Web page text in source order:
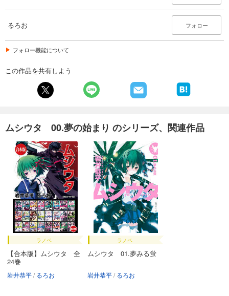
るろお フォロー
フォロー機能について
この作品を共有しよう
ムシウタ 00.夢の始まり のシリーズ、関連作品
ラノベ
【合本版】ムシウタ 全
24巻
岩井恭平 るろお
ラノベ
ムシウタ 01.夢みる蛍
岩井恭平 るろお